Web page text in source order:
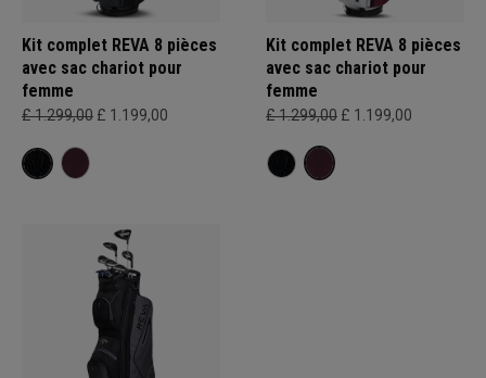
Kit complet REVA 8 pièces
avec sac chariot pour
femme
£ 1.299,00 £ 1.199,00
Kit complet REVA 8 pièces
avec sac chariot pour
femme
£ 1.299,00 £ 1.199,00